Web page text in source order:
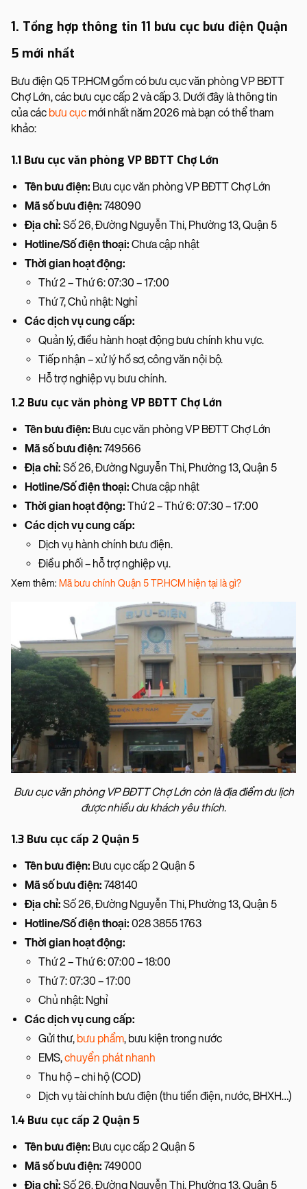
1. Tổng hợp thông tin 11 bưu cục bưu điện Quận
5 mới nhất
Bưu điện Q5 TP.HCM gồm có bưu cục văn phòng VP BĐTT
Chợ Lớn, các bưu cục cấp 2 và cấp 3. Dưới đây là thông tin
của các bưu cục mới nhất năm 2026 mà bạn có thể tham
khảo:
1.1 Bưu cục văn phòng VP BĐTT Chợ Lớn
Tên bưu điện: Bưu cục văn phòng VP BĐTT Chợ Lớn
Mã số bưu điện: 748090
Địa chỉ: Số 26, Đường Nguyễn Thi, Phường 13, Quận 5
Hotline/Số điện thoại: Chưa cập nhật
Thời gian hoạt động:
Thứ 2 – Thứ 6: 07:30 – 17:00
Thứ 7, Chủ nhật: Nghỉ
Các dịch vụ cung cấp:
Quản lý, điều hành hoạt động bưu chính khu vực.
Tiếp nhận – xử lý hồ sơ, công văn nội bộ.
Hỗ trợ nghiệp vụ bưu chính.
1.2 Bưu cục văn phòng VP BĐTT Chợ Lớn
Tên bưu điện: Bưu cục văn phòng VP BĐTT Chợ Lớn
Mã số bưu điện: 749566
Địa chỉ: Số 26, Đường Nguyễn Thi, Phường 13, Quận 5
Hotline/Số điện thoại: Chưa cập nhật
Thời gian hoạt động: Thứ 2 – Thứ 6: 07:30 – 17:00
Các dịch vụ cung cấp:
Dịch vụ hành chính bưu điện.
Điều phối – hỗ trợ nghiệp vụ.
Xem thêm: Mã bưu chính Quận 5 TP.HCM hiện tại là gì?
Bưu cục văn phòng VP BĐTT Chợ Lớn còn là địa điểm du lịch
được nhiều du khách yêu thích.
1.3 Bưu cục cấp 2 Quận 5
Tên bưu điện: Bưu cục cấp 2 Quận 5
Mã số bưu điện: 748140
Địa chỉ: Số 26, Đường Nguyễn Thi, Phường 13, Quận 5
Hotline/Số điện thoại: 028 3855 1763
Thời gian hoạt động:
Thứ 2 – Thứ 6: 07:00 – 18:00
Thứ 7: 07:30 – 17:00
Chủ nhật: Nghỉ
Các dịch vụ cung cấp:
Gửi thư, bưu phẩm, bưu kiện trong nước
EMS,chuyển phát nhanh
Thu hộ – chi hộ (COD)
Dịch vụ tài chính bưu điện (thu tiền điện, nước, BHXH…)
1.4 Bưu cục cấp 2 Quận 5
Tên bưu điện: Bưu cục cấp 2 Quận 5
Mã số bưu điện: 749000
Địa chỉ: Số 26, Đường Nguyễn Thi, Phường 13, Quận 5